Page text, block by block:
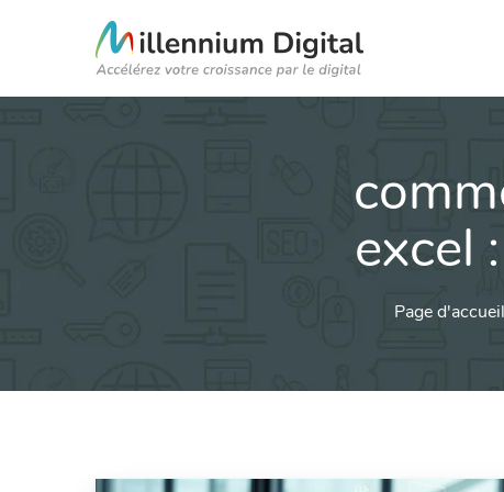
excel
Page d'accueil